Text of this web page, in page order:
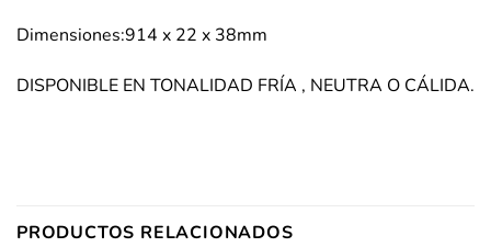
Dimensiones:914 x 22 x 38mm
DISPONIBLE EN TONALIDAD FRÍA , NEUTRA O CÁLIDA.
PRODUCTOS RELACIONADOS